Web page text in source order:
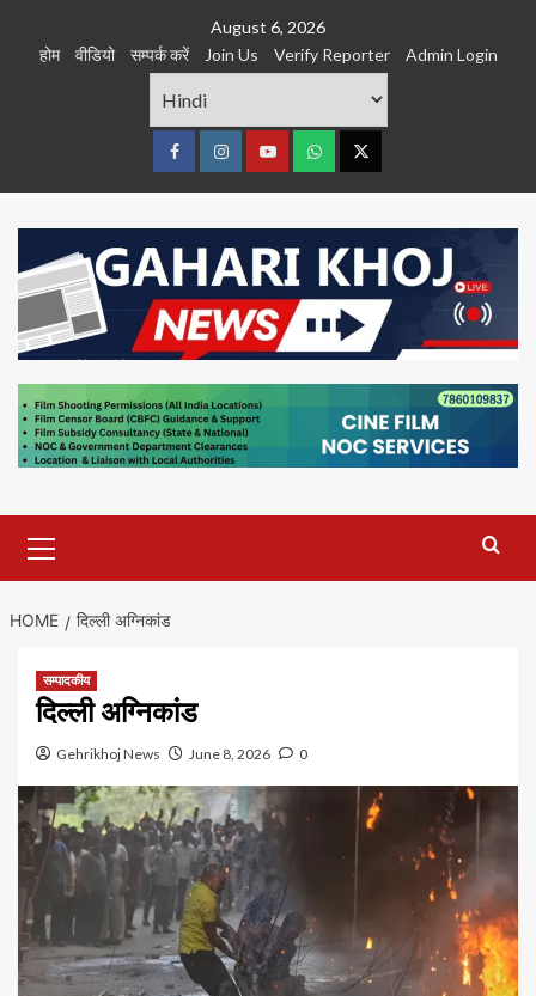
August 6, 2026
होम
वीडियो सम्पर्क करें Join Us Verify Reporter Admin Login
FacebookInstagramyoutubeWhatsTwitter
Menu
HOME दिल्ली अग्निकांड
सम्पादकीय
दिल्ली अग्निकांड
Gehrikhoj News June 8, 2026 0